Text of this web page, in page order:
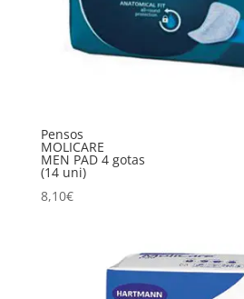
Pensos
MOLICARE
MEN PAD 4 gotas
(14 uni)
8,10€